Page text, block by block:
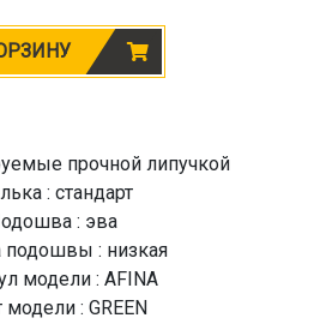
прочной липучкой
: стандарт
: эва
подошвы : низкая
модели : AFINA
: GREEN